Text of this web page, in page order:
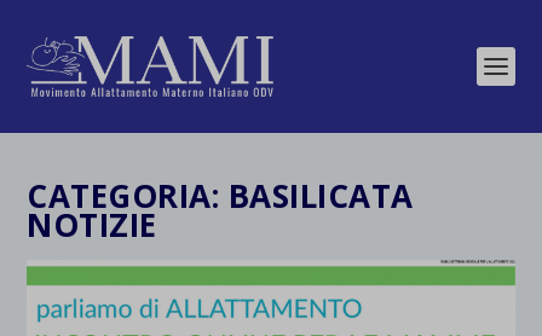
CATEGORIA: BASILICATA
NOTIZIE